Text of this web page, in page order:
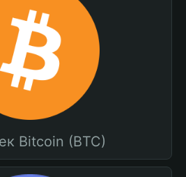
Bitcoin (BTC)